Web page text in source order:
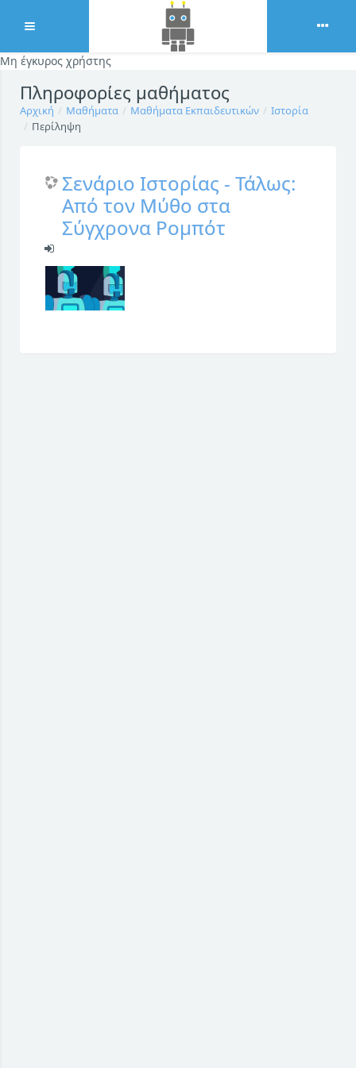
Μη έγκυρος χρήστης
Ανάπτυξη
Πληροφορίες μαθήματος
Αρχική Μαθήματα Μαθήματα Εκπαιδευτικών
Ιστορία
Περίληψη
Σενάριο Ιστορίας - Τάλως:
Από τον Μύθο στα
Σύγχρονα Ρομπότ